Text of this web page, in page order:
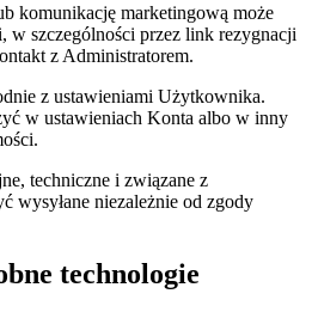
komunikację marketingową może
szczególności przez link rezygnacji
z Administratorem.
z ustawieniami Użytkownika.
w ustawieniach Konta albo w inny
techniczne i związane z
wysyłane niezależnie od zgody
technologie